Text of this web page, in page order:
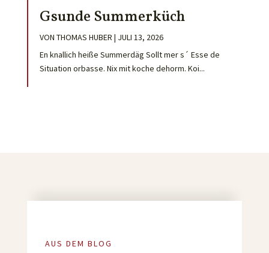
Gsunde Summerküch
VON THOMAS HUBER | JULI 13, 2026
En knallich heiße Summerdäg Sollt mer s´ Esse de
Situation orbasse. Nix mit koche dehorm. Koi...
AUS DEM BLOG